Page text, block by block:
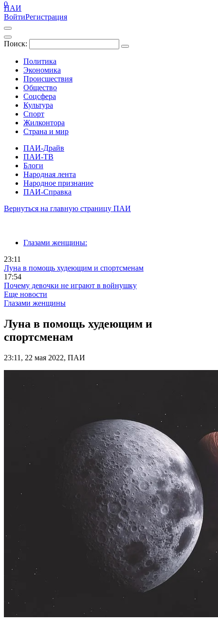
ПАИ
ВойтиРегистрация
Поиск:
Политика
Экономика
Происшествия
Общество
Соцсфера
Культура
Спорт
Жилконтора
Страна и мир
ПАИ-Драйв
ПАИ-ТВ
Блоги
Народная лента
Народное признание
ПАИ-Справка
0
Вернуться на главную страницу ПАИ
Глазами женщины:
23:11
Луна в помощь худеющим и спортсменам
17:54
Почему девочки не играют в войнушку
Еще новости
Глазами женщины
Луна в помощь худеющим и
спортсменам
23:11, 22 мая 2022, ПАИ